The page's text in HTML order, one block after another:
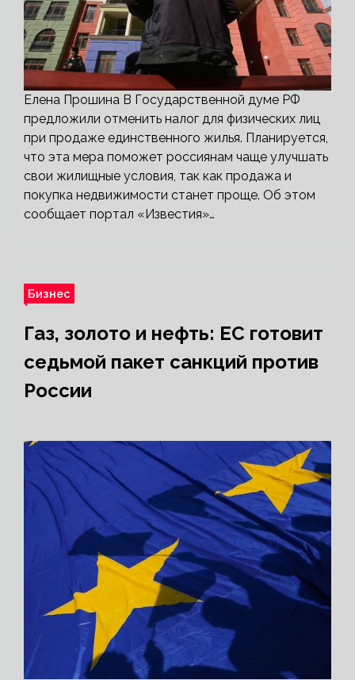
Елена Прошина В Государственной думе РФ
предложили отменить налог для физических лиц
при продаже единственного жилья. Планируется,
что эта мера поможет россиянам чаще улучшать
свои жилищные условия, так как продажа и
покупка недвижимости станет проще. Об этом
сообщает портал «Известия»…
Бизнес
Газ, золото и нефть: ЕС готовит
седьмой пакет санкций против
России